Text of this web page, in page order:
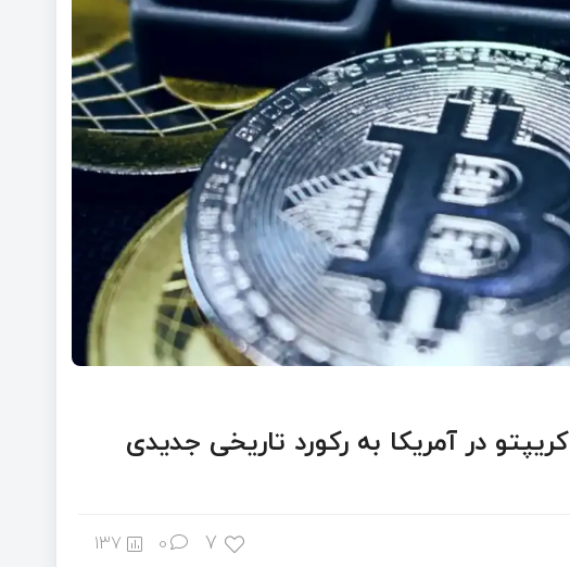
مجموع سرمایه در صندوق‌های ETF کریپتو در آمریکا به رکورد تاریخی جدیدی
7
0
137